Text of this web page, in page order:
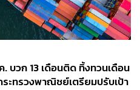
. บวก 13 เดือนติด ทิ้งทวนเดือน
ะทรวงพาณิชย์เตรียมปรับเป้า